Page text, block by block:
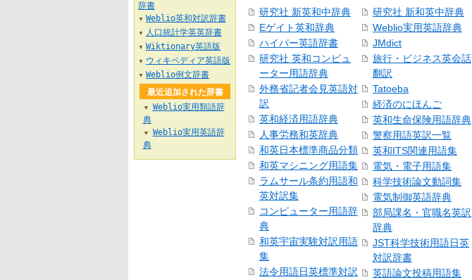
研究社 新英和中辞典
Eゲイト英和辞典
ハイパー英語辞書
研究社 英和コンピュ
ーター用語辞典
外務省記者会見英語対
訳
英和経済用語辞典
人事労務和英辞典
和英日本標準商品分類
和英マシニング用語集
ラムサール条約用語和
英対訳集
コンピューター用語辞
典
和英宇宙実験対訳用語
集
法令用語日英標準対訳
研究社 新和英中辞典
Weblio実用英語辞典
JMdict
旅行・ビジネス英会話
翻訳
Tatoeba
経済のにほんご
英和生命保険用語辞典
警察用語英訳一覧
英和ITS関連用語集
電気・電子用語集
科学技術論文動詞集
電気制御英語辞典
部局課名・官職名英訳
辞典
JST科学技術用語日英
対訳辞書
英語論文投稿用語集
辞書
▼ Weblio英和対訳辞書
▼ 人口統計学英英辞書
▼ Wiktionary英語版
▼ ウィキペディア英語版
▼ Weblio例文辞書
最近追加された辞書
▼
Weblio実用類語辞
典
▼
Weblio実用英語辞
典